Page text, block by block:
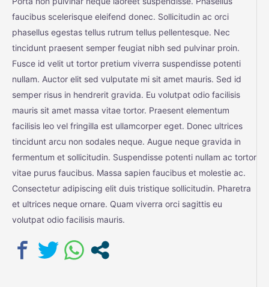
faucibus scelerisque eleifend donec. Sollicitudin ac orci
phasellus egestas tellus rutrum tellus pellentesque. Nec
tincidunt praesent semper feugiat nibh sed pulvinar proin.
Fusce id velit ut tortor pretium viverra suspendisse potenti
nullam. Auctor elit sed vulputate mi sit amet mauris. Sed id
semper risus in hendrerit gravida. Eu volutpat odio facilisis
mauris sit amet massa vitae tortor. Praesent elementum
facilisis leo vel fringilla est ullamcorper eget. Donec ultrices
tincidunt arcu non sodales neque. Augue neque gravida in
fermentum et sollicitudin. Suspendisse potenti nullam ac tortor
vitae purus faucibus. Massa sapien faucibus et molestie ac.
Consectetur adipiscing elit duis tristique sollicitudin. Pharetra
et ultrices neque ornare. Quam viverra orci sagittis eu
volutpat odio facilisis mauris.